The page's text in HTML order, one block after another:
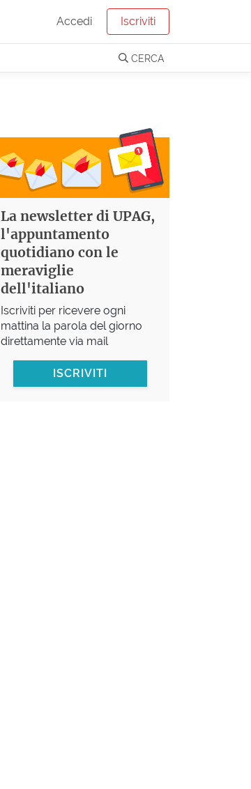
Accedi Iscriviti
CERCA
La newsletter di UPAG,
l'appuntamento
quotidiano con le
meraviglie
dell'italiano
Iscriviti per ricevere ogni
mattina la parola del giorno
direttamente via mail
ISCRIVITI